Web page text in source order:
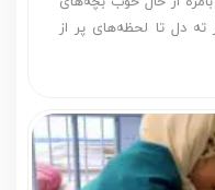
ته دل تا لحظه‌های پر از